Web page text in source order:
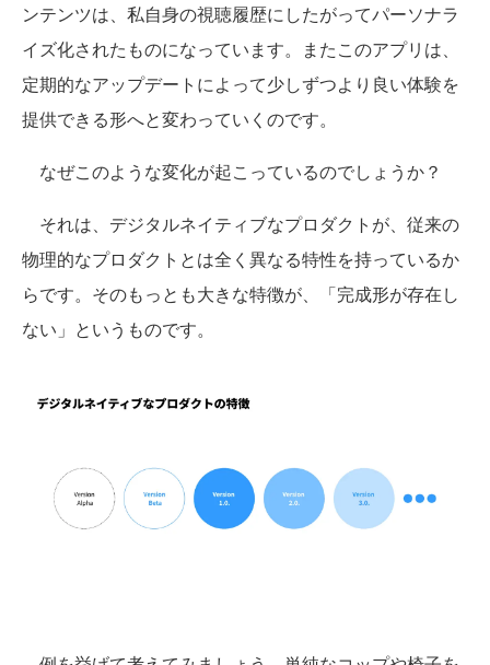
ンテンツは、私自身の視聴履歴にしたがってパーソナラ
イズ化されたものになっています。またこのアプリは、
定期的なアップデートによって少しずつより良い体験を
提供できる形へと変わっていくのです。
なぜこのような変化が起こっているのでしょうか？
それは、デジタルネイティブなプロダクトが、従来の
物理的なプロダクトとは全く異なる特性を持っているか
らです。そのもっとも大きな特徴が、「完成形が存在し
ない」というものです。